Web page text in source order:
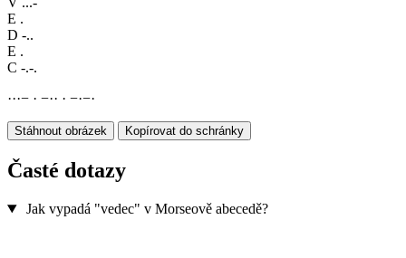
E .
D -..
E .
C -.-.
···− · −·· · −·−·
Stáhnout obrázek Kopírovat do schránky
Časté dotazy
Jak vypadá "vedec" v Morseově abecedě?